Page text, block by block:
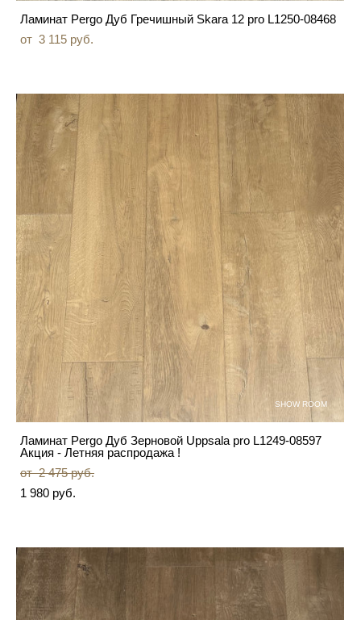
Ламинат Pergo Дуб Гречишный Skara 12 pro L1250-08468
от 3 115 pуб.
SHOW ROOM
Ламинат Pergo Дуб Зерновой Uppsala pro L1249-08597
Акция - Летняя распродажа !
от 2 475 pуб.
1 980 pуб.